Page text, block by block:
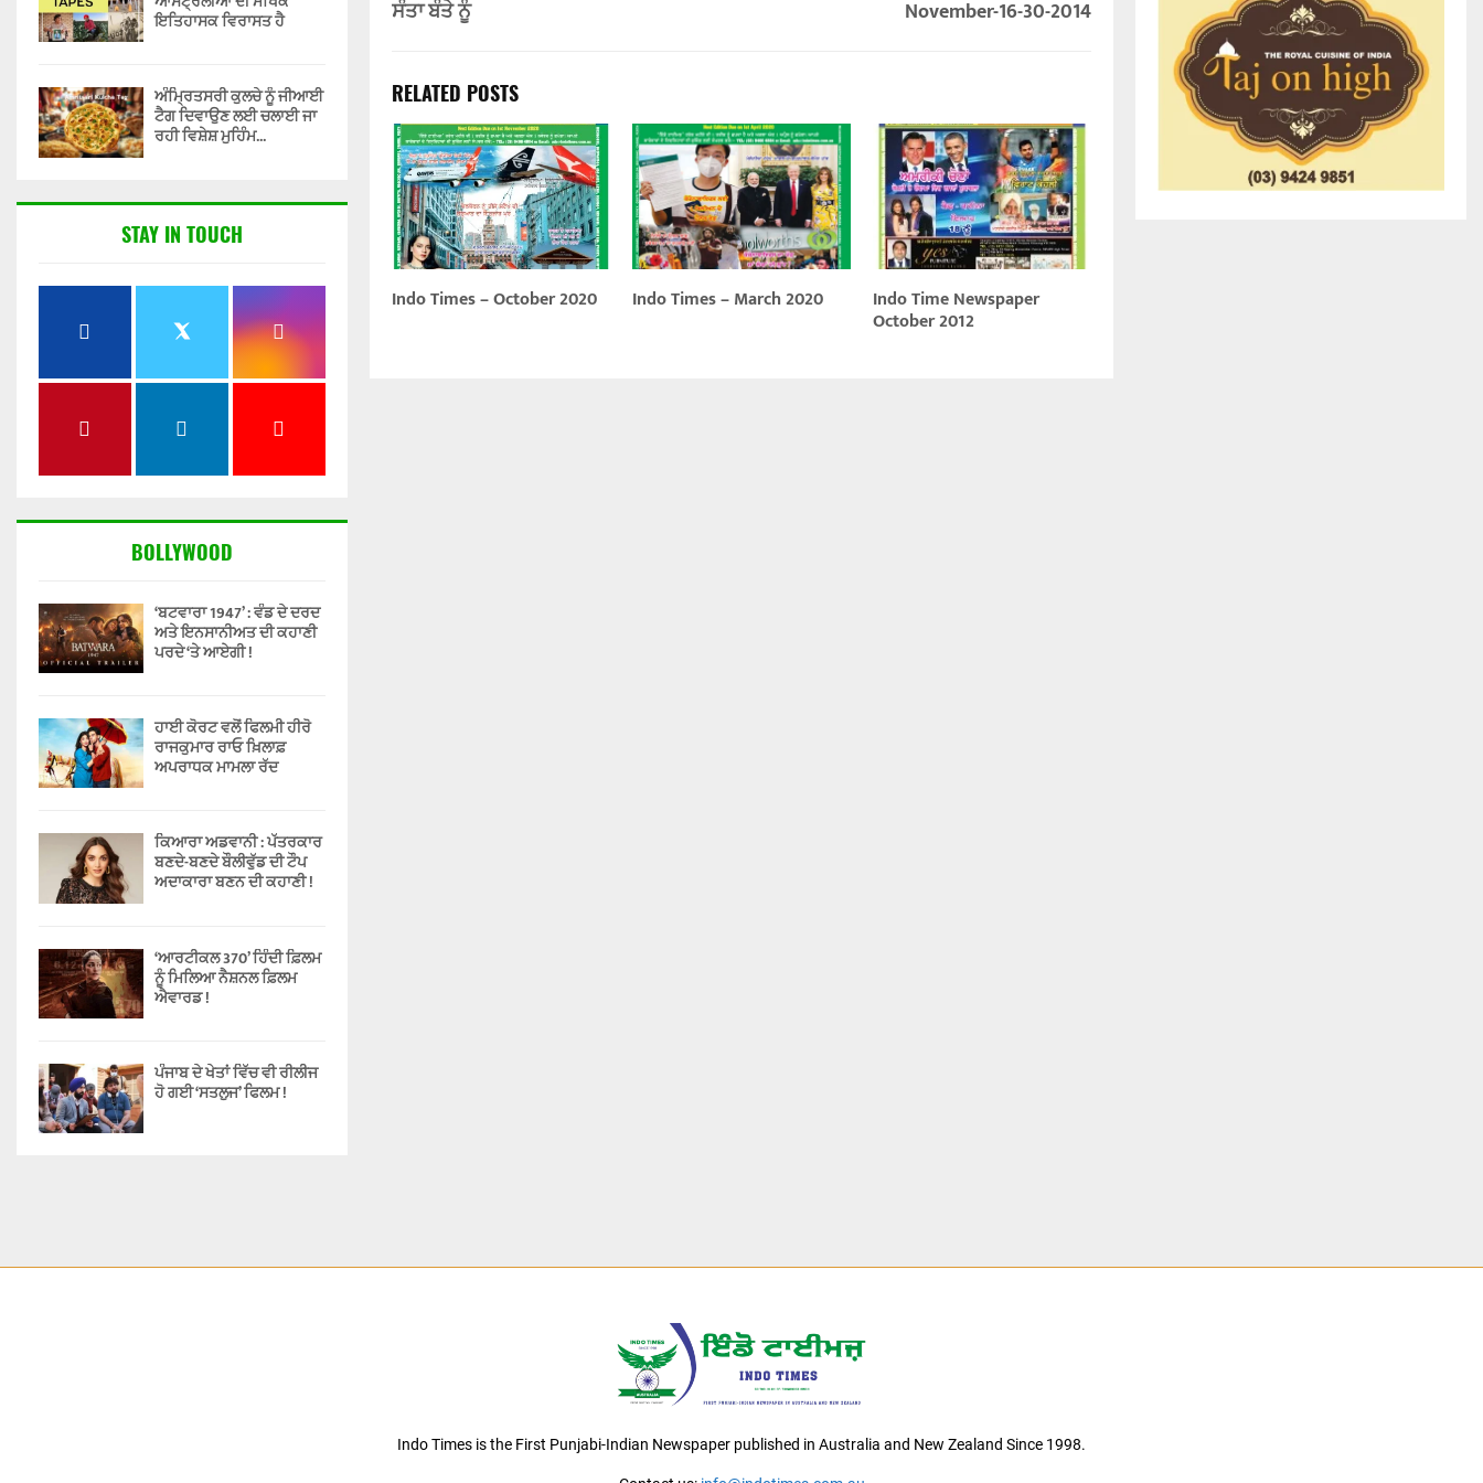
ਸੰਤਾ ਬੰਤੇ ਨੂੰ November-16-30-2014
RELATED POSTS
Indo Times – October 2020 Indo Times – March 2020 Indo Time Newspaper
October 2012
ਇਤਿਹਾਸਕ ਵਿਰਾਸਤ ਹੈ
ਅੰਮ੍ਰਿਤਸਰੀ ਕੁਲਚੇ ਨੂੰ ਜੀਆਈ
ਟੈਗ ਦਿਵਾਉਣ ਲਈ ਚਲਾਈ ਜਾ
ਰਹੀ ਵਿਸ਼ੇਸ਼ ਮੁਹਿੰਮ...
STAY IN TOUCH
BOLLYWOOD
‘ਬਟਵਾਰਾ 1947’ : ਵੰਡ ਦੇ ਦਰਦ
ਅਤੇ ਇਨਸਾਨੀਅਤ ਦੀ ਕਹਾਣੀ
ਪਰਦੇ ‘ਤੇ ਆਏਗੀ !
ਹਾਈ ਕੋਰਟ ਵਲੋਂ ਫਿਲਮੀ ਹੀਰੋ
ਰਾਜਕੁਮਾਰ ਰਾਓ ਖ਼ਿਲਾਫ਼
ਅਪਰਾਧਕ ਮਾਮਲਾ ਰੱਦ
ਕਿਆਰਾ ਅਡਵਾਨੀ : ਪੱਤਰਕਾਰ
ਬਣਦੇ-ਬਣਦੇ ਬੌਲੀਵੁੱਡ ਦੀ ਟੌਪ
ਅਦਾਕਾਰਾ ਬਣਨ ਦੀ ਕਹਾਣੀ !
‘ਆਰਟੀਕਲ 370’ ਹਿੰਦੀ ਫ਼ਿਲਮ
ਨੂੰ ਮਿਲਿਆ ਨੈਸ਼ਨਲ ਫ਼ਿਲਮ
ਐਵਾਰਡ !
ਪੰਜਾਬ ਦੇ ਖੇਤਾਂ ਵਿੱਚ ਵੀ ਰੀਲੀਜ
ਹੋ ਗਈ ‘ਸਤਲੁਜ’ ਫਿਲਮ !
Indo Times is the First Punjabi-Indian Newspaper published in Australia and New Zealand Since 1998.